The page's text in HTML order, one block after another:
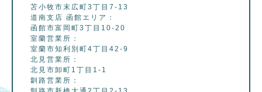
苫小牧市末広町3丁目7-13
道南支店 函館エリア：
函館市富岡町3丁目10-20
室蘭営業所：
室蘭市知利別町4丁目42-9
北見営業所：
北見市卸町1丁目1-1
釧路営業所：